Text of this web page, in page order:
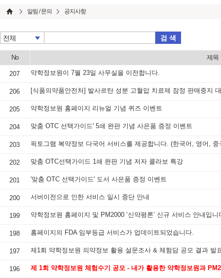
알림 / 문의 공지사항
전체 검 색
No 제목
207 약학정보원이 7월 23일 사무실을 이전합니다.
206
205 약학정보원 홈페이지 리뉴얼 기념 퀴즈 이벤트
204 맞춤 OTC 선택가이드' 5쇄 완판 기념 사은품 증정 이벤트
203
202 맞춤 OTC선택가이드 1쇄 완판 기념 저자 콜라보 특강
201 '맞춤 OTC 선택가이드' 도서 사은품 증정 이벤트
200 서버이전으로 인한 서비스 일시 중단 안내
199 약학정보원 홈페이지 및 PM2000 ‘신약평론’ 신규 서비스 안내입니
198 홈페이지의 FDA 임부등급 서비스가 업데이트되었습니다.
197 제1회 약학정보원 의약정보 활용 설문조사 & 체험담 공모 결과 발
196